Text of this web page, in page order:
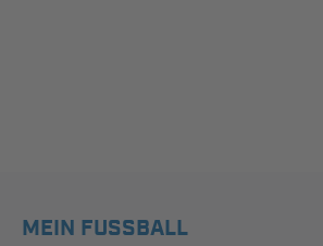
MEIN FUSSBALL